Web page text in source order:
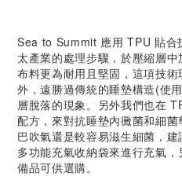
Sea to Summit 應用 TPU 貼合
太產業的處理步驟，於壓縮層
布料更為耐用且堅固，這項技
外，遠勝過傳統的睡墊構造(使
層脫落的現象。另外我們也在
配方，來對抗睡墊內黴菌和細
巴吹氣還是較容易滋生細菌，
多功能充氣收納袋來進行充氣
備品可供選購。